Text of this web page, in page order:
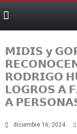
al
contenido
Menu
𝗠𝗜𝗗𝗜𝗦 𝘆
𝗥𝗢𝗗𝗥𝗜𝗚𝗢
𝗟𝗢𝗚𝗥𝗢𝗦 𝗔
𝗔
diciembre 16, 2024